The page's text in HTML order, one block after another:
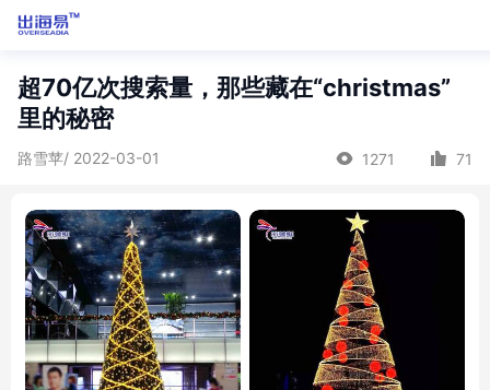
超70亿次搜索量，那些藏在“christmas”
里的秘密
路雪苹/ 2022-03-01 1271 71